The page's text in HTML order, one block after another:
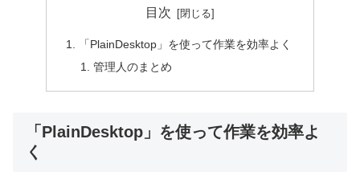
目次
「PlainDesktop」を使って作業を効率よく
管理人のまとめ
「PlainDesktop」を使って作業を効率よ
く